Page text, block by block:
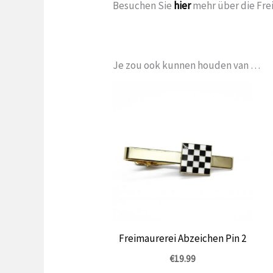
Besuchen Sie hiermehr über die
Je zou ook kunnen houden van …
Freimaurerei Abzeichen Pin 2
€19.99